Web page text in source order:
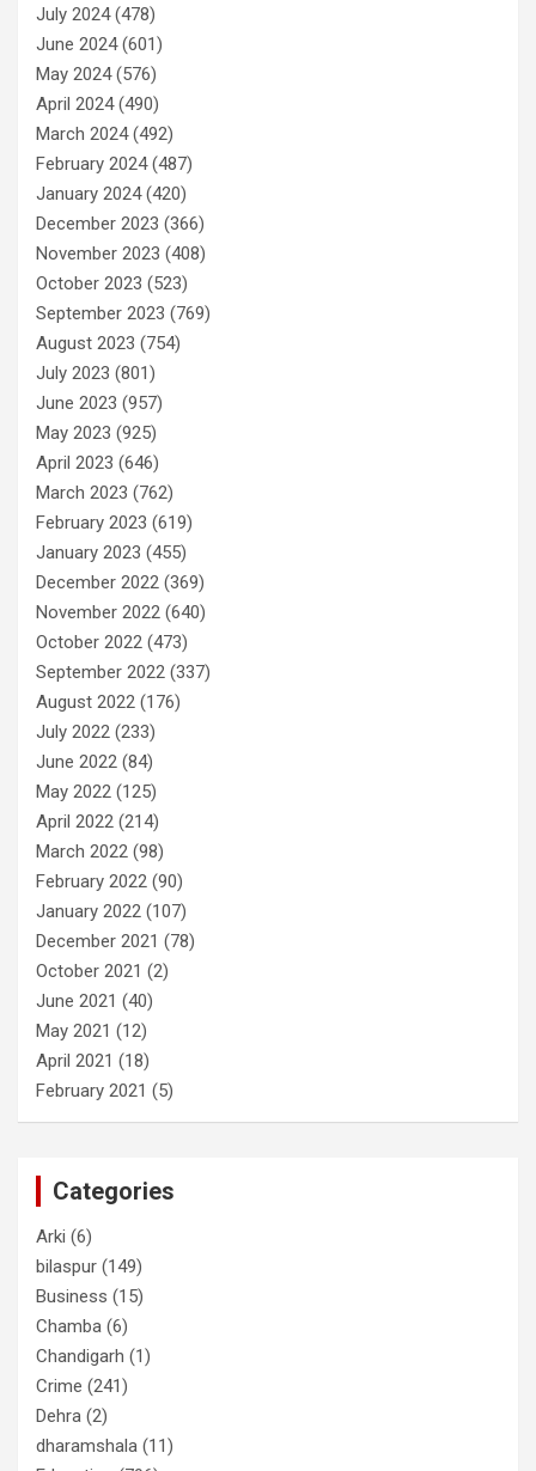
July 2024(478)
June 2024(601)
May 2024(576)
April 2024(490)
March 2024(492)
February 2024(487)
January 2024(420)
December 2023 (366)
November 2023 (408)
October 2023 (523)
September 2023 (769)
August 2023 (754)
July 2023 (801)
June 2023 (957)
May 2023 (925)
April 2023 (646)
March 2023 (762)
February 2023 (619)
January 2023 (455)
December 2022 (369)
November 2022 (640)
October 2022 (473)
September 2022 (337)
August 2022 (176)
July 2022 (233)
June 2022 (84)
May 2022 (125)
April 2022 (214)
March 2022 (98)
February 2022 (90)
January 2022 (107)
December 2021 (78)
October 2021 (2)
June 2021 (40)
May 2021 (12)
April 2021 (18)
February 2021 (5)
Categories
Arki (6)
bilaspur (149)
Business (15)
Chamba (6)
Chandigarh (1)
Crime (241)
Dehra (2)
dharamshala (11)